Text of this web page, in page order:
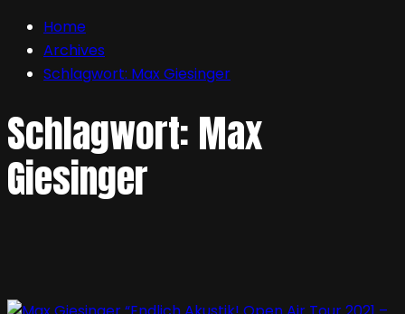
Home
Archives
Schlagwort: Max Giesinger
Schlagwort: Max
Giesinger